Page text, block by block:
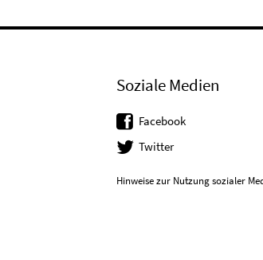
Soziale Medien
Facebook
Twitter
Hinweise zur Nutzung sozialer